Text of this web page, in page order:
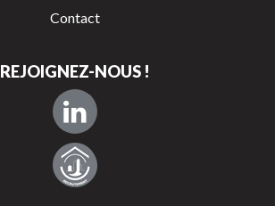
Contact
REJOIGNEZ-NOUS !